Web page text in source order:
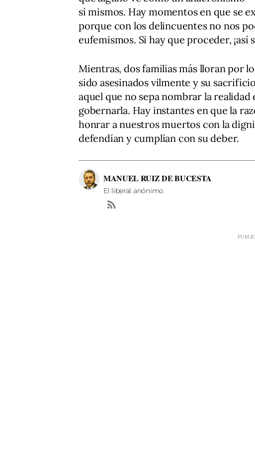
sí mismos. Hay momentos en que se
porque con los delincuentes no nos
eufemismos. Si hay que proceder, ¡así
Mientras, dos familias más lloran por
sido asesinados vilmente y su
aquel que no sepa nombrar la
gobernarla. Hay instantes en que la
honrar a nuestros muertos con la
defendían y cumplían con su deber.
MANUEL RUIZ DE BUCESTA
El liberal anónimo